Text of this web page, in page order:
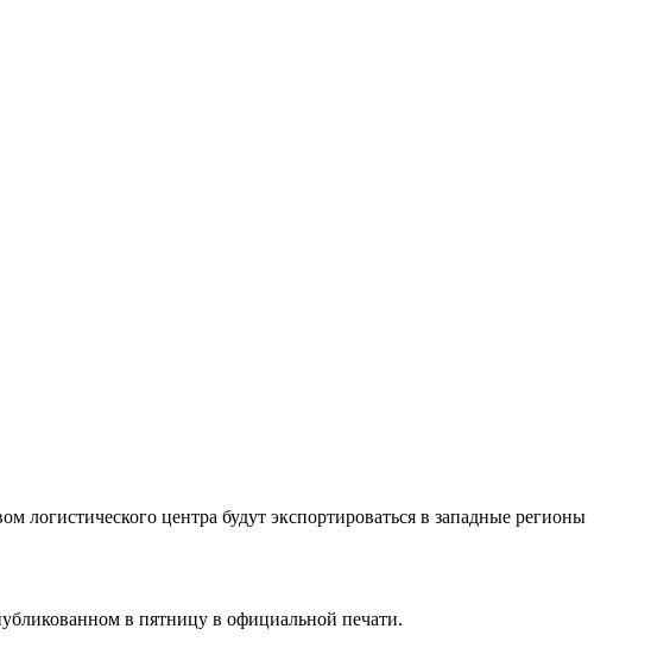
центра будут экспортироваться в западные регионы
в пятницу в официальной печати.